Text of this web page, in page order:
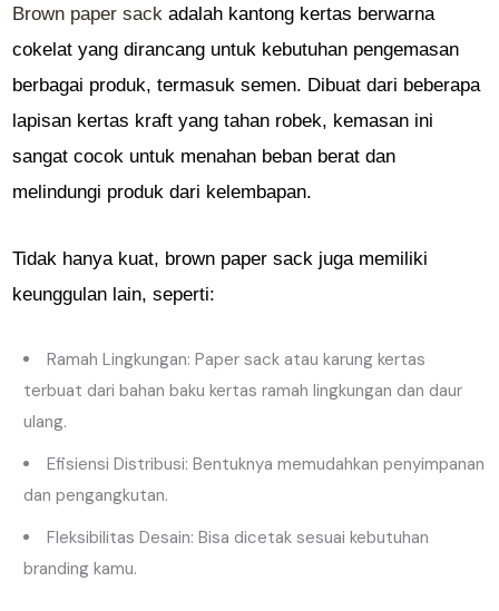
Brown paper sack adalah kantong kertas berwarna
cokelat yang dirancang untuk kebutuhan pengemasan
berbagai produk, termasuk semen. Dibuat dari beberapa
lapisan kertas kraft yang tahan robek, kemasan ini
sangat cocok untuk menahan beban berat dan
melindungi produk dari kelembapan.
Tidak hanya kuat, brown paper sack juga memiliki
keunggulan lain, seperti:
Ramah Lingkungan: Paper sack atau karung kertas
terbuat dari bahan baku kertas ramah lingkungan dan daur
ulang.
Efisiensi Distribusi: Bentuknya memudahkan penyimpanan
dan pengangkutan.
Fleksibilitas Desain: Bisa dicetak sesuai kebutuhan
branding kamu.